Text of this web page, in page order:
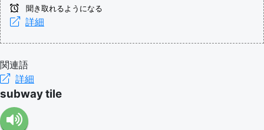
聞き取れるようになる
詳細
関連語
詳細
subway tile